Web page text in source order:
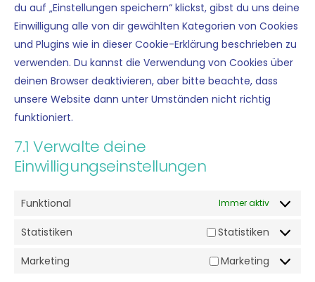
du auf „Ein­stel­lun­gen spei­chern“ klickst, gibst du uns dei­ne
Ein­wil­li­gung alle von dir gewähl­ten Kate­go­rien von Coo­kies
und Plug­ins wie in die­ser Coo­kie-Erklä­rung beschrie­ben zu
ver­wen­den. Du kannst die Ver­wen­dung von Coo­kies über
dei­nen Brow­ser deak­ti­vie­ren, aber bit­te beach­te, dass
unse­re Web­site dann unter Umstän­den nicht rich­tig
funktioniert.
7.1 Verwalte deine
Einwilligungseinstellungen
Funktional Immer aktiv
Statistiken Statistiken
Marketing Marketing